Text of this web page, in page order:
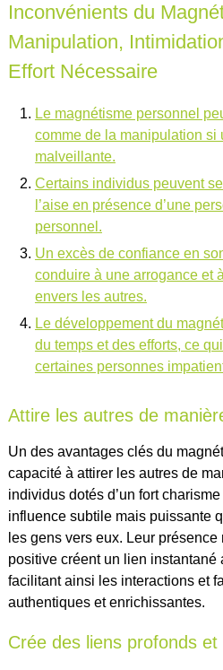
Inconvénients du
Manipulation,
Effort Nécessaire
Le magnétisme personnel
comme de la manipulation si
malveillante.
Certains individus peuvent
l’aise en présence d’une
personnel.
Un excès de confiance en
conduire à une arrogance et
envers les autres.
Le développement du
du temps et des efforts, ce
certaines personnes
Attire les autres de
Un des avantages clés du
capacité à attirer les autres de
individus dotés d’un fort
influence subtile mais puissante
les gens vers eux. Leur
positive créent un lien instantané
facilitant ainsi les interactions et
authentiques et enrichissantes.
Crée des liens profonds